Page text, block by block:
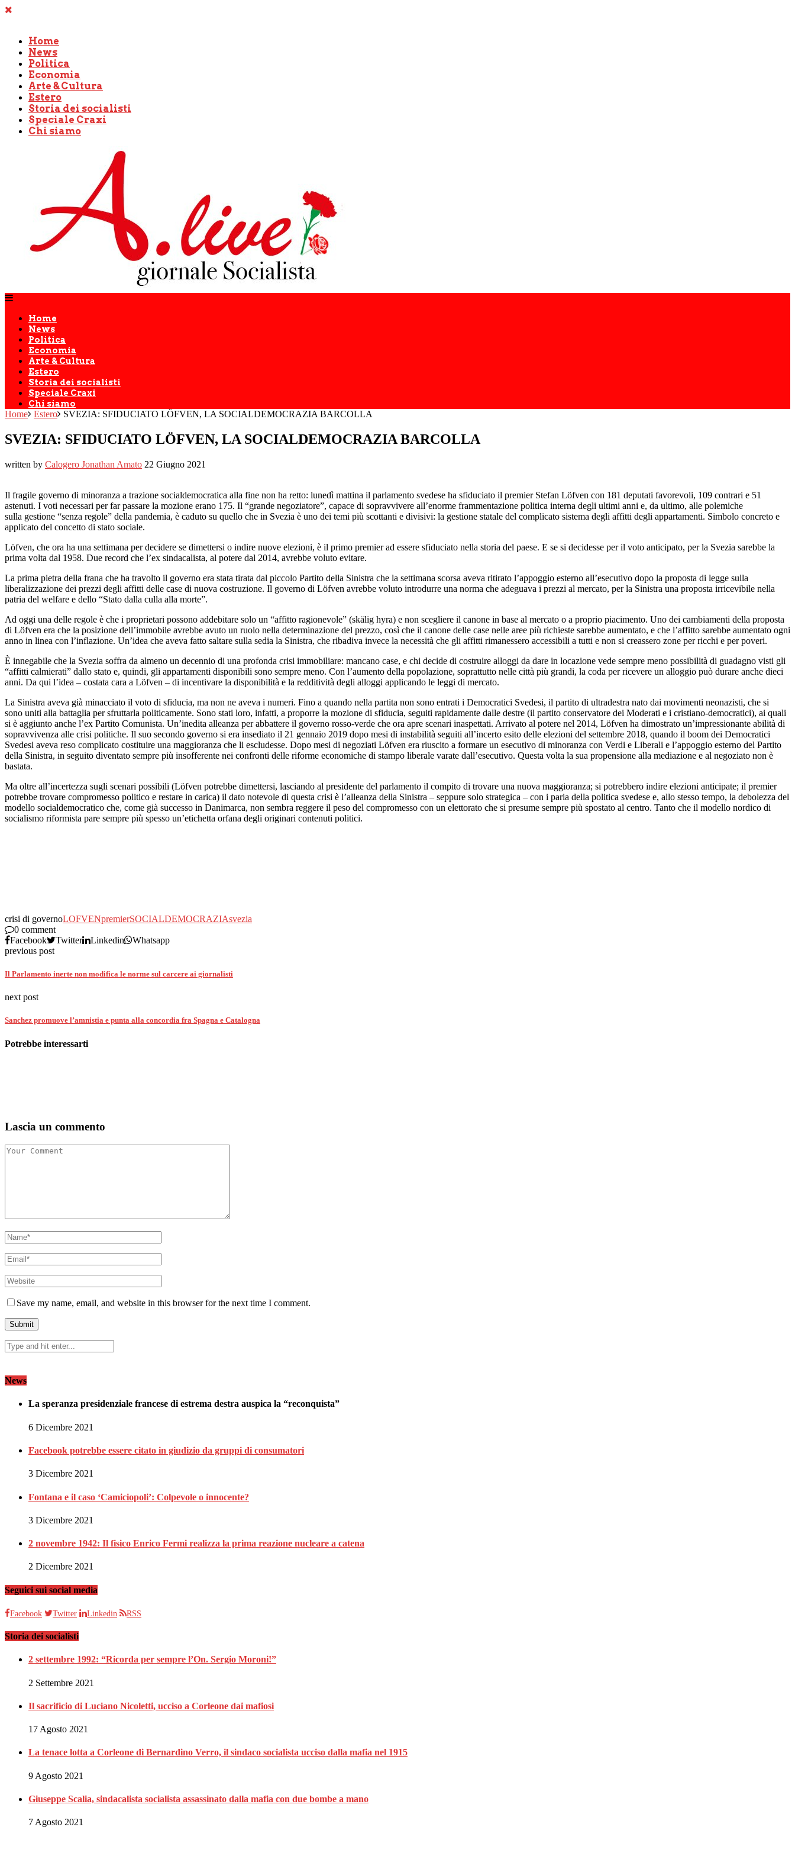
Home
News
Politica
Economia
Arte & Cultura
Estero
Storia dei socialisti
Speciale Craxi
Chi siamo
Home
News
Politica
Economia
Arte & Cultura
Estero
Storia dei socialisti
Speciale Craxi
Chi siamo
Home Estero SVEZIA: SFIDUCIATO LÖFVEN, LA SOCIALDEMOCRAZIA BARCOLLA
SVEZIA: SFIDUCIATO LÖFVEN, LA SOCIALDEMOCRAZIA BARCOLLA
written by Calogero Jonathan Amato 22 Giugno 2021
Il fragile governo di minoranza a trazione socialdemocratica alla fine non ha retto: lunedì mattina il parlamento svedese ha sfiduciato il premier Stefan Löfven con 181 deputati favorevoli, 109 contrari e 51
astenuti. I voti necessari per far passare la mozione erano 175. Il “grande negoziatore”, capace di sopravvivere all’enorme frammentazione politica interna degli ultimi anni e, da ultimo, alle polemiche
sulla gestione “senza regole” della pandemia, è caduto su quello che in Svezia è uno dei temi più scottanti e divisivi: la gestione statale del complicato sistema degli affitti degli appartamenti. Simbolo concreto e
applicato del concetto di stato sociale.
Löfven, che ora ha una settimana per decidere se dimettersi o indire nuove elezioni, è il primo premier ad essere sfiduciato nella storia del paese. E se si decidesse per il voto anticipato, per la Svezia sarebbe la
prima volta dal 1958. Due record che l’ex sindacalista, al potere dal 2014, avrebbe voluto evitare.
La prima pietra della frana che ha travolto il governo era stata tirata dal piccolo Partito della Sinistra che la settimana scorsa aveva ritirato l’appoggio esterno all’esecutivo dopo la proposta di legge sulla
liberalizzazione dei prezzi degli affitti delle case di nuova costruzione. Il governo di Löfven avrebbe voluto introdurre una norma che adeguava i prezzi al mercato, per la Sinistra una proposta irricevibile nella
patria del welfare e dello “Stato dalla culla alla morte”.
Ad oggi una delle regole è che i proprietari possono addebitare solo un “affitto ragionevole” (skälig hyra) e non scegliere il canone in base al mercato o a proprio piacimento. Uno dei cambiamenti della proposta
di Löfven era che la posizione dell’immobile avrebbe avuto un ruolo nella determinazione del prezzo, così che il canone delle case nelle aree più richieste sarebbe aumentato, e che l’affitto sarebbe aumentato ogni
anno in linea con l’inflazione. Un’idea che aveva fatto saltare sulla sedia la Sinistra, che ribadiva invece la necessità che gli affitti rimanessero accessibili a tutti e non si creassero zone per ricchi e per poveri.
È innegabile che la Svezia soffra da almeno un decennio di una profonda crisi immobiliare: mancano case, e chi decide di costruire alloggi da dare in locazione vede sempre meno possibilità di guadagno visti gli
“affitti calmierati” dallo stato e, quindi, gli appartamenti disponibili sono sempre meno. Con l’aumento della popolazione, soprattutto nelle città più grandi, la coda per ricevere un alloggio può durare anche dieci
anni. Da qui l’idea – costata cara a Löfven – di incentivare la disponibilità e la redditività degli alloggi applicando le leggi di mercato.
La Sinistra aveva già minacciato il voto di sfiducia, ma non ne aveva i numeri. Fino a quando nella partita non sono entrati i Democratici Svedesi, il partito di ultradestra nato dai movimenti neonazisti, che si
sono uniti alla battaglia per sfruttarla politicamente. Sono stati loro, infatti, a proporre la mozione di sfiducia, seguiti rapidamente dalle destre (il partito conservatore dei Moderati e i cristiano-democratici), ai quali
si è aggiunto anche l’ex Partito Comunista. Un’inedita alleanza per abbattere il governo rosso-verde che ora apre scenari inaspettati. Arrivato al potere nel 2014, Löfven ha dimostrato un’impressionante abilità di
sopravvivenza alle crisi politiche. Il suo secondo governo si era insediato il 21 gennaio 2019 dopo mesi di instabilità seguiti all’incerto esito delle elezioni del settembre 2018, quando il boom dei Democratici
Svedesi aveva reso complicato costituire una maggioranza che li escludesse. Dopo mesi di negoziati Löfven era riuscito a formare un esecutivo di minoranza con Verdi e Liberali e l’appoggio esterno del Partito
della Sinistra, in seguito diventato sempre più insofferente nei confronti delle riforme economiche di stampo liberale varate dall’esecutivo. Questa volta la sua propensione alla mediazione e al negoziato non è
bastata.
Ma oltre all’incertezza sugli scenari possibili (Löfven potrebbe dimettersi, lasciando al presidente del parlamento il compito di trovare una nuova maggioranza; si potrebbero indire elezioni anticipate; il premier
potrebbe trovare compromesso politico e restare in carica) il dato notevole di questa crisi è l’alleanza della Sinistra – seppure solo strategica – con i paria della politica svedese e, allo stesso tempo, la debolezza del
modello socialdemocratico che, come già successo in Danimarca, non sembra reggere il peso del compromesso con un elettorato che si presume sempre più spostato al centro. Tanto che il modello nordico di
socialismo riformista pare sempre più spesso un’etichetta orfana degli originari contenuti politici.
crisi di governoLOFVENpremierSOCIALDEMOCRAZIAsvezia
0 comment
Facebook
Twitter Linkedin
Whatsapp
previous post
Il Parlamento inerte non modifica le norme sul carcere ai giornalisti
next post
Sanchez promuove l’amnistia e punta alla concordia fra Spagna e Catalogna
Potrebbe interessarti
Lascia un commento
Save my name, email, and website in this browser for the next time I comment.
News
La speranza presidenziale francese di estrema destra auspica la “reconquista”
6 Dicembre 2021
Facebook potrebbe essere citato in giudizio da gruppi di consumatori
3 Dicembre 2021
Fontana e il caso ‘Camiciopoli’: Colpevole o innocente?
3 Dicembre 2021
2 novembre 1942: Il fisico Enrico Fermi realizza la prima reazione nucleare a catena
2 Dicembre 2021
Seguici sui social media
Facebook Twitter Linkedin RSS
Storia dei socialisti
2 settembre 1992: “Ricorda per sempre l’On. Sergio Moroni!”
2 Settembre 2021
Il sacrificio di Luciano Nicoletti, ucciso a Corleone dai mafiosi
17 Agosto 2021
La tenace lotta a Corleone di Bernardino Verro, il sindaco socialista ucciso dalla mafia nel 1915
9 Agosto 2021
Giuseppe Scalia, sindacalista socialista assassinato dalla mafia con due bombe a mano
7 Agosto 2021